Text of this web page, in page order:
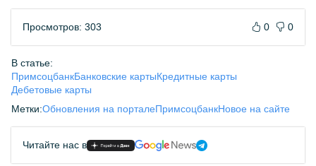
Просмотров: 303 0 0
В статье:
ПримсоцбанкБанковские картыКредитные карты
Дебетовые карты
Метки:Обновления на порталеПримсоцбанкНовое на сайте
Читайте нас в